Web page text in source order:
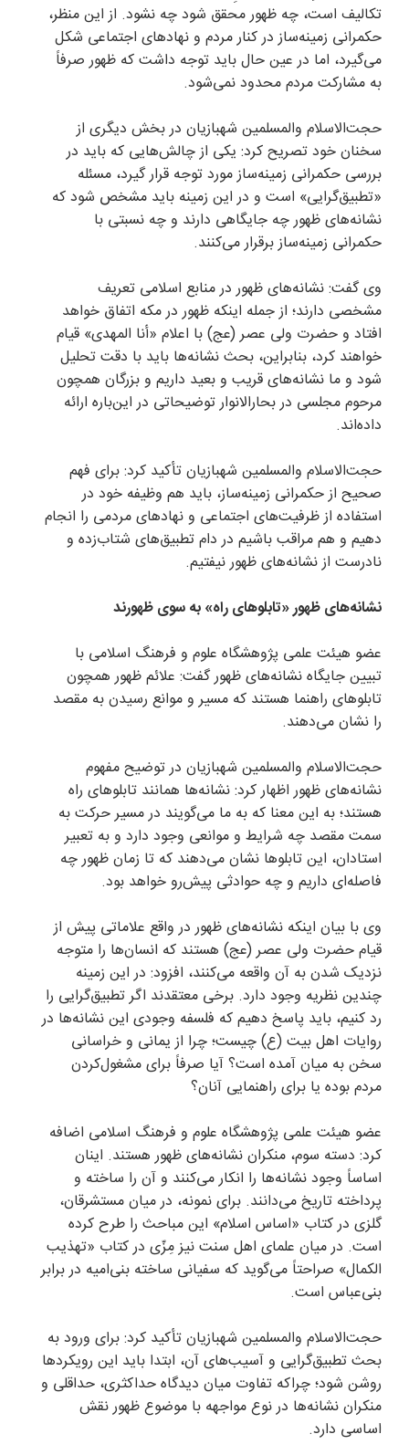
تکالیف است، چه ظهور محقق شود چه نشود. از این منظر،
حکمرانی زمینه‌ساز در کنار مردم و نهاد‌های اجتماعی شکل
می‌گیرد، اما در عین حال باید توجه داشت که ظهور صرفاً
به مشارکت مردم محدود نمی‌شود.
حجت‌الاسلام والمسلمین شهبازیان در بخش دیگری از
سخنان خود تصریح کرد: یکی از چالش‌هایی که باید در
بررسی حکمرانی زمینه‌ساز مورد توجه قرار گیرد، مسئله
«تطبیق‌گرایی» است و در این زمینه باید مشخص شود که
نشانه‌های ظهور چه جایگاهی دارند و چه نسبتی با
حکمرانی زمینه‌ساز برقرار می‌کنند.
وی گفت: نشانه‌های ظهور در منابع اسلامی تعریف
مشخصی دارند؛ از جمله اینکه ظهور در مکه اتفاق خواهد
افتاد و حضرت ولی عصر (عج) با اعلام «أنا المهدی» قیام
خواهند کرد، بنابراین، بحث نشانه‌ها باید با دقت تحلیل
شود و ما نشانه‌های قریب و بعید داریم و بزرگان همچون
مرحوم مجلسی در بحارالانوار توضیحاتی در این‌باره ارائه
داده‌اند.
حجت‌الاسلام والمسلمین شهبازیان تأکید کرد: برای فهم
صحیح از حکمرانی زمینه‌ساز، باید هم وظیفه خود در
استفاده از ظرفیت‌های اجتماعی و نهاد‌های مردمی را انجام
دهیم و هم مراقب باشیم در دام تطبیق‌های شتاب‌زده و
نادرست از نشانه‌های ظهور نیفتیم.
نشانه‌های ظهور «تابلو‌های راه» به سوی ظهورند
عضو هیئت علمی پژوهشگاه علوم و فرهنگ اسلامی با
تبیین جایگاه نشانه‌های ظهور گفت: علائم ظهور همچون
تابلو‌های راهنما هستند که مسیر و موانع رسیدن به مقصد
را نشان می‌دهند.
حجت‌الاسلام والمسلمین شهبازیان در توضیح مفهوم
نشانه‌های ظهور اظهار کرد: نشانه‌ها همانند تابلو‌های راه
هستند؛ به این معنا که به ما می‌گویند در مسیر حرکت به
سمت مقصد چه شرایط و موانعی وجود دارد و به تعبیر
استادان، این تابلو‌ها نشان می‌دهند که تا زمان ظهور چه
فاصله‌ای داریم و چه حوادثی پیش‌رو خواهد بود.
وی با بیان اینکه نشانه‌های ظهور در واقع علاماتی پیش از
قیام حضرت ولی عصر (عج) هستند که انسان‌ها را متوجه
نزدیک شدن به آن واقعه می‌کنند، افزود: در این زمینه
چندین نظریه وجود دارد. برخی معتقدند اگر تطبیق‌گرایی را
رد کنیم، باید پاسخ دهیم که فلسفه وجودی این نشانه‌ها در
روایات اهل‌ بیت (ع) چیست؛ چرا از یمانی و خراسانی
سخن به میان آمده است؟ آیا صرفاً برای مشغول‌کردن
مردم بوده یا برای راهنمایی آنان؟
عضو هیئت علمی پژوهشگاه علوم و فرهنگ اسلامی اضافه
کرد: دسته سوم، منکران نشانه‌های ظهور هستند. اینان
اساساً وجود نشانه‌ها را انکار می‌کنند و آن را ساخته و
پرداخته تاریخ می‌دانند. برای نمونه، در میان مستشرقان،
گلزی در کتاب «اساس اسلام» این مباحث را طرح کرده
است. در میان علمای اهل سنت نیز مِزّی در کتاب «تهذیب
الکمال» صراحتاً می‌گوید که سفیانی ساخته بنی‌امیه در برابر
بنی‌عباس است.
حجت‌الاسلام والمسلمین شهبازیان تأکید کرد: برای ورود به
بحث تطبیق‌گرایی و آسیب‌های آن، ابتدا باید این رویکرد‌ها
روشن شود؛ چراکه تفاوت میان دیدگاه حداکثری، حداقلی و
منکران نشانه‌ها در نوع مواجهه با موضوع ظهور نقش
اساسی دارد.